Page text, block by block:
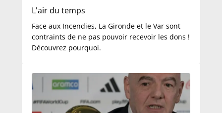
L'air du temps
Face aux Incendies, La Gironde et le Var sont
contraints de ne pas pouvoir recevoir les dons !
Découvrez pourquoi.